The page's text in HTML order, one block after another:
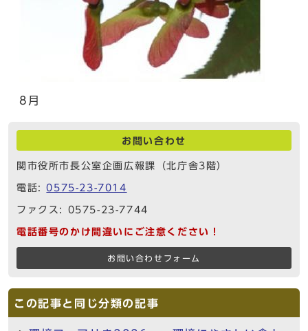
8月
お問い合わせ
関市役所市長公室企画広報課（北庁舎3階）
電話:0575-23-7014
ファクス: 0575-23-7744
電話番号のかけ間違いにご注意ください！
お問い合わせフォーム
この記事と同じ分類の記事